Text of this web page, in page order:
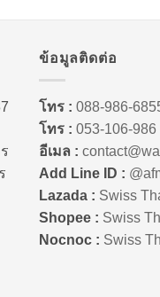
ข้อมูลติดต่อ
โทร : 088-986-
โทร : 053-106-986
อีเมล :
Add Line ID :
Lazada : Swiss
Shopee : Swiss
Nocnoc : Swiss